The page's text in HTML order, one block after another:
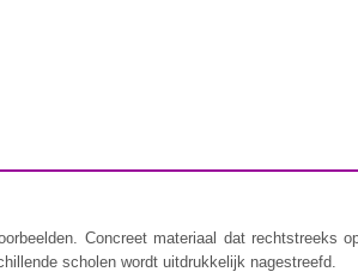
Concreet materiaal dat rechtstreeks
scholen wordt uitdrukkelijk nagestreefd.